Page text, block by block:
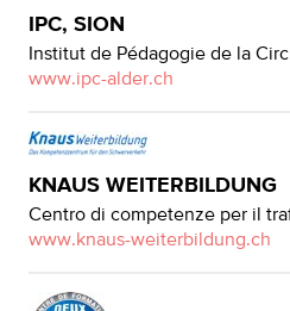
IPC, SION
Institut de Pédagogie de la
www.ipc-alder.ch
KNAUS WEITERBILDUNG
Centro di competenze per il
www.knaus-weiterbildung.ch